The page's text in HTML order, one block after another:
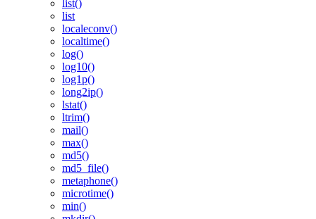
list()
list
localeconv()
localtime()
log()
log10()
log1p()
long2ip()
lstat()
ltrim()
mail()
max()
md5()
md5_file()
metaphone()
microtime()
min()